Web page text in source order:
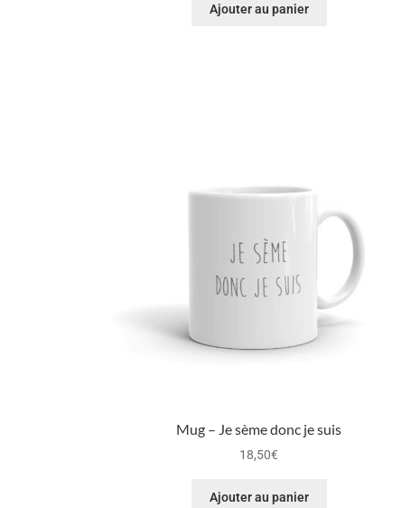
Ajouter au panier
Mug – Je sème donc je suis
18,50€
Ajouter au panier